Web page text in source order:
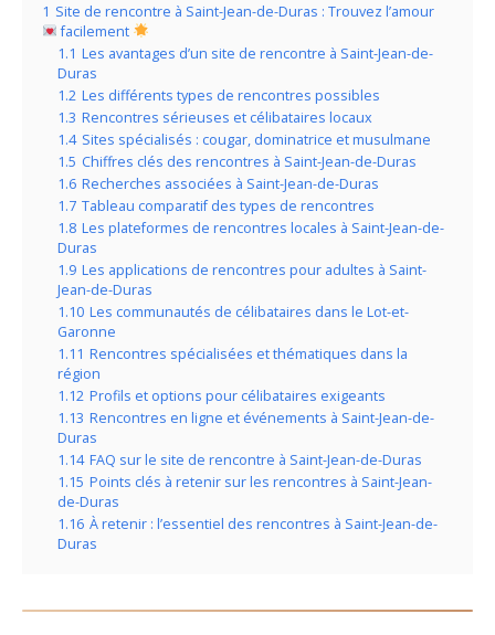
1 Site de rencontre à Saint-Jean-de-Duras : Trouvez l’amour
facilement
1.1 Les avantages d’un site de rencontre à Saint-Jean-de-
Duras
1.2 Les différents types de rencontres possibles
1.3 Rencontres sérieuses et célibataires locaux
1.4 Sites spécialisés : cougar, dominatrice et musulmane
1.5 Chiffres clés des rencontres à Saint-Jean-de-Duras
1.6 Recherches associées à Saint-Jean-de-Duras
1.7 Tableau comparatif des types de rencontres
1.8 Les plateformes de rencontres locales à Saint-Jean-de-
Duras
1.9 Les applications de rencontres pour adultes à Saint-
Jean-de-Duras
1.10 Les communautés de célibataires dans le Lot-et-
Garonne
1.11 Rencontres spécialisées et thématiques dans la
région
1.12 Profils et options pour célibataires exigeants
1.13 Rencontres en ligne et événements à Saint-Jean-de-
Duras
1.14 FAQ sur le site de rencontre à Saint-Jean-de-Duras
1.15 Points clés à retenir sur les rencontres à Saint-Jean-
de-Duras
1.16 À retenir : l’essentiel des rencontres à Saint-Jean-de-
Duras